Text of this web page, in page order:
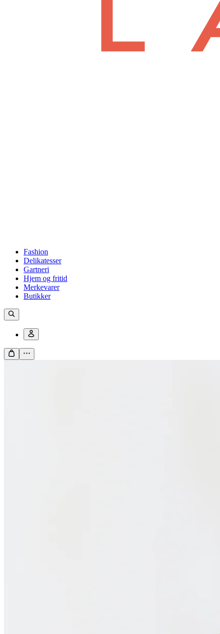
Fashion
Delikatesser
Gartneri
Hjem og fritid
Merkevarer
Butikker